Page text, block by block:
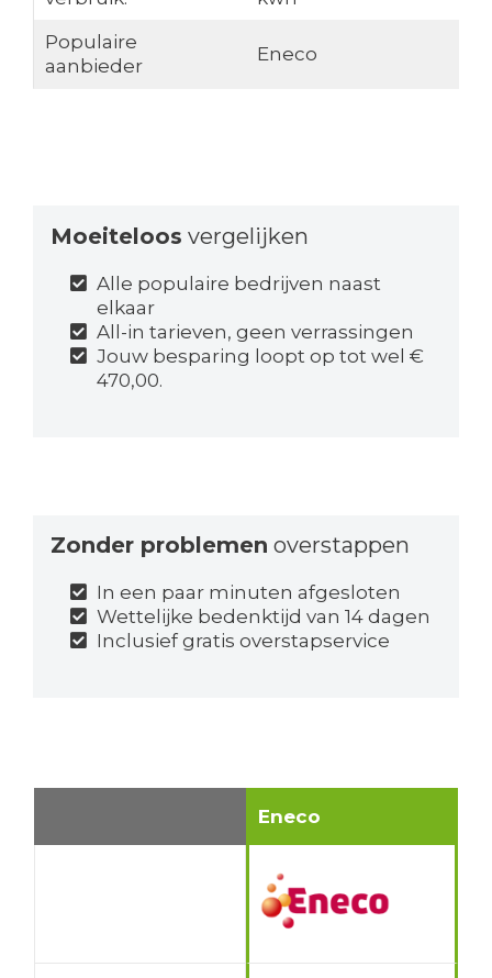
Populaire
aanbieder
Eneco
Moeiteloos vergelijken
Alle populaire bedrijven naast
elkaar
All-in tarieven, geen verrassingen
Jouw besparing loopt op tot wel €
470,00.
Zonder problemen overstappen
In een paar minuten afgesloten
Wettelijke bedenktijd van 14 dagen
Inclusief gratis overstapservice
Eneco